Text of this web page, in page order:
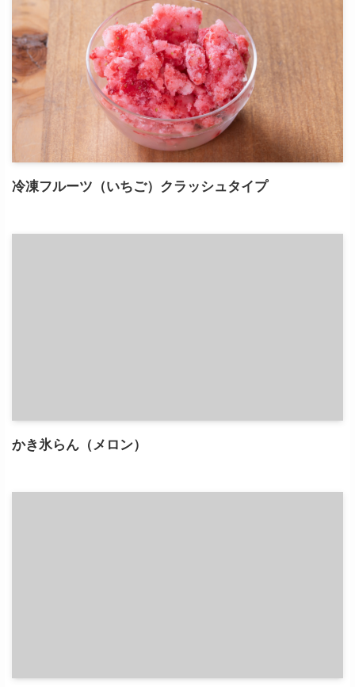
冷凍フルーツ（いちご）クラッシュタイプ
かき氷らん（メロン）